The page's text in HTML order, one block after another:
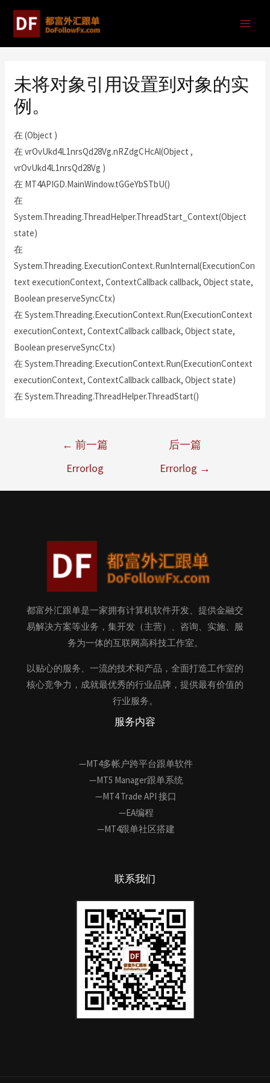
未将对象引用设置到对象的实
例。
在 (Object )
在 vrOvUkd4L1nrsQd28Vg.nRZdgCHcAl(Object ,
vrOvUkd4L1nrsQd28Vg )
在 MT4APIGD.MainWindow.tGGeYbSTbU()
在
System.Threading.ThreadHelper.ThreadStart_Context(Object
state)
在
System.Threading.ExecutionContext.RunInternal(ExecutionCon
text executionContext, ContextCallback callback, Object state,
Boolean preserveSyncCtx)
在 System.Threading.ExecutionContext.Run(ExecutionContext
executionContext, ContextCallback callback, Object state,
Boolean preserveSyncCtx)
在 System.Threading.ExecutionContext.Run(ExecutionContext
executionContext, ContextCallback callback, Object state)
在 System.Threading.ThreadHelper.ThreadStart()
← 前一篇
Errorlog
后一篇
Errorlog →
都富外汇跟单是一家拥有计算机软件开发、提供金融交
易解决方案等业务，集开发（主营）、咨询、实施、服
务为一体的互联网高科技工作室。
以贴心的服务、一流的技术和产品，全面打造工作室的
核心竞争力，成就最优秀的行业品牌，提供最有价值的
行业服务。
服务内容
—MT4多帐户跨平台跟单软件
—MT5 Manager跟单系统
—MT4 Trade API 接口
—EA编程
—MT4跟单社区搭建
联系我们